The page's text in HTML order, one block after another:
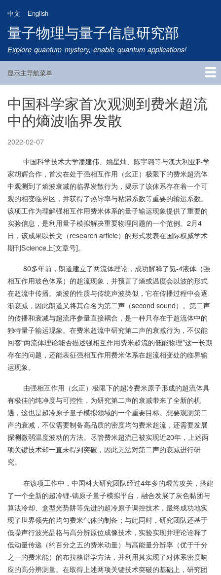
到
主
要
内
中文 English
量子物理与量子信息研究部
Explore quantum mystery, enable quantum applications!
Main
显示主导航菜单
首页
研究方向
量子卫星
团队成员
新闻动态
研究进展
学术报告
论文发表
公告通知
招生信息
相关链接
中国科学家首次观测到费米超流
中的熵波临界发散
2022-02-07
中国科学技术大学潘建伟、姚星灿、陈宇翱等与澳大利亚科学
家胡辉合作，首次在处于强相互作用（幺正）极限下的费米超流体
中观测到了熵波衰减的临界发散行为，揭示了该体系存在着一个可
观的相变临界区，并获得了热导率与粘滞系数等重要的输运系数。
该项工作为理解强相互作用费米体系的量子输运现象提供了重要的
实验信息，是利用量子模拟解决重要物理问题的一个范例。2月4
日，该成果以长文（research article）的形式发表在国际权威学术
期刊Science上[文章号]。
80多年前，朗道建立了两流体理论，成功解释了氦-4液体（强
相互作用玻色体系）的超流现象，并预言了熵或温度会以波的形式
在超流中传播。熵波的性质与传统声波类似，它在传播过程中会逐
渐衰减，因此朗道又将其命名为第二声（second sound）。第二声
的传播和衰减与超流序参量直接耦合，是一种只存在于超流体中的
独特量子输运现象。在费米超流中研究第二声的衰减行为，不仅能
回答“两流体理论能否描述强相互作用费米超流的低能物理”这一长期
存在的问题，还能表征强相互作用费米体系在超流相变处的临界输
运现象。
由强相互作用（幺正）极限下的超冷费米原子形成的超流体具
有极佳的纯净度与可控性，为研究第二声的衰减带来了全新的机
遇，这也是超冷原子量子模拟领域的一个重要目标。想要观测第二
声的衰减，不仅需要制备高品质的密度均匀费米超流，还需要发展
探测微弱温度波动的方法。尽管费米超流已被实现近20年，上述两
项关键技术却一直未得到突破，因此无法对第二声的衰减进行研
究。
在该项工作中，中国科大研究团队经过4年多的艰苦攻关，搭建
了一个全新的超冷锂-镝原子量子模拟平台，融合发展了灰色黏团与
算法冷却、盒型光势阱等先进的超冷原子调控技术，最终成功地实
现了世界领先的均匀费米气体的制备；与此同时，研究团队还基于
低噪声行波光晶格与高分辨原位成像技术，实验实现并理论诠释了
低动量传递（约百分之五的费米动量）与高能量分辨率（优于千分
之一的费米能）的布拉格谱学方法，并利用其实现了对体系密度响
应的高分辨测量。在取得上述两项关键技术突破的基础上，研究团